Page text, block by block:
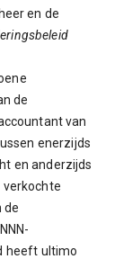
en de
de
van
enerzijds
en anderzijds
verkochte
de
heeft ultimo